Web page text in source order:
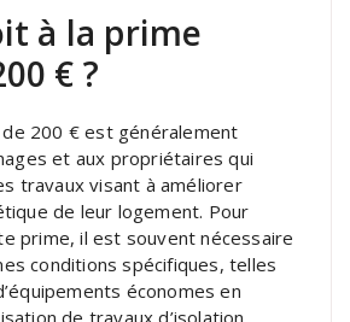
à la prime
€ ?
200 € est généralement
et aux propriétaires qui
travaux visant à améliorer
de leur logement. Pour
prime, il est souvent nécessaire
conditions spécifiques, telles
économes en
de travaux d’isolation